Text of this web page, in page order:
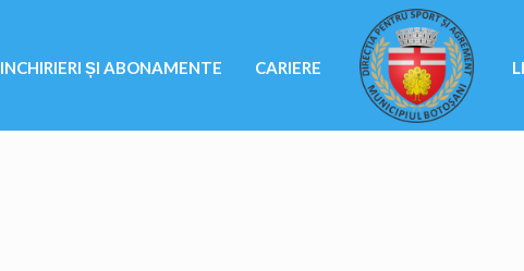
INCHIRIERI ȘI ABONAMENTE CARIERE